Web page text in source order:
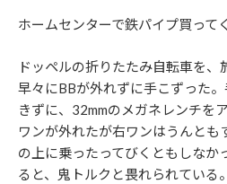
ホームセンターで鉄パイプ買って
ドッペルの折りたたみ自転車を、
早々にBBが外れずに手こずった
きずに、32mmのメガネレンチを
ワンが外れたが右ワンはうんとも
の上に乗ったってびくともしなか
ると、鬼トルクと畏れられている